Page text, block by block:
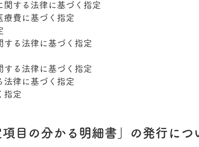
関する法律に基づく指定
療費に基づく指定
する法律に基づく指定
する法律に基づく指定
法律に基づく指定
指定
項目の分かる明細書」の発行につ